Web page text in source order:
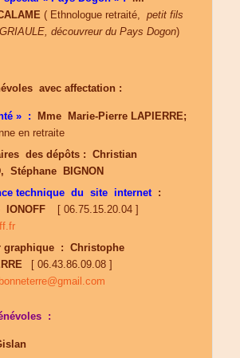
( Ethnologue retraité, petit fils
découvreur du Pays Dogon)
avec affectation :
» :
Mme Marie-Pierre LAPIERRE;
en retraite
des dépôts : Christian
Stéphane BIGNON
technique du site internet :
IONOFF
[ 06.75.15.20.04 ]
graphique : Christophe
[ 06.43.86.09.08 ]
: